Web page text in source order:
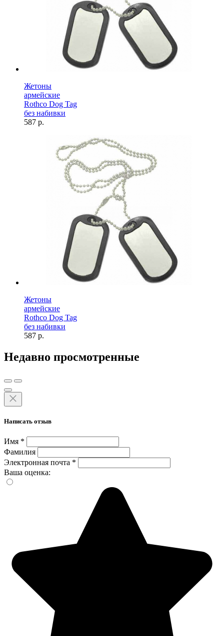
Жетоны
армейские
Rothco Dog Tag
без набивки
587 р.
Жетоны
армейские
Rothco Dog Tag
без набивки
587 р.
Недавно просмотренные
Написать отзыв
Имя *
Фамилия
Электронная почта *
Ваша оценка: